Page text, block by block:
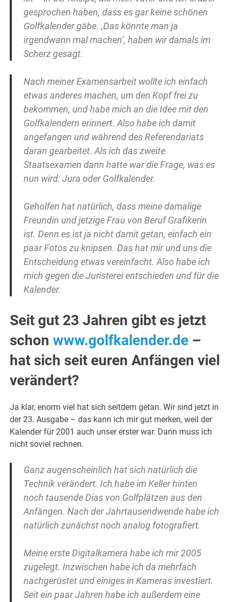
gesprochen haben, dass es gar keine schönen
Golfkalender gäbe. ‚Das könnte man ja
irgendwann mal machen‘, haben wir damals im
Scherz gesagt.
Nach meiner Examensarbeit wollte ich einfach
etwas anderes machen, um den Kopf frei zu
bekommen, und habe mich an die Idee mit den
Golfkalendern erinnert. Also habe ich damit
angefangen und während des Referendariats
daran gearbeitet. Als ich das zweite
Staatsexamen dann hatte war die Frage, was es
nun wird: Jura oder Golfkalender.
Geholfen hat natürlich, dass meine damalige
Freundin und jetzige Frau von Beruf Grafikerin
ist. Denn es ist ja nicht damit getan, einfach ein
paar Fotos zu knipsen. Das hat mir und uns die
Entscheidung etwas vereinfacht. Also habe ich
mich gegen die Juristerei entschieden und für die
Kalender.
Seit gut 23 Jahren gibt es jetzt
schonwww.golfkalender.de –
hat sich seit euren Anfängen viel
verändert?
Ja klar, enorm viel hat sich seitdem getan. Wir sind jetzt in
der 23. Ausgabe – das kann ich mir gut merken, weil der
Kalender für 2001 auch unser erster war. Dann muss ich
nicht soviel rechnen.
Ganz augenscheinlich hat sich natürlich die
Technik verändert. Ich habe im Keller hinten
noch tausende Dias von Golfplätzen aus den
Anfängen. Nach der Jahrtausendwende habe ich
natürlich zunächst noch analog fotografiert.
Meine erste Digitalkamera habe ich mir 2005
zugelegt. Inzwischen habe ich da mehrfach
nachgerüstet und einiges in Kameras investiert.
Seit ein paar Jahren habe ich außerdem eine